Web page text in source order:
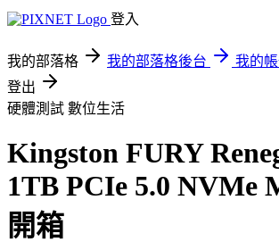
登入
我的部落格 我的部落格後台
我的
登出
硬體測試 數位生活
Kingston FURY
1TB PCIe 5.0 NVMe
開箱